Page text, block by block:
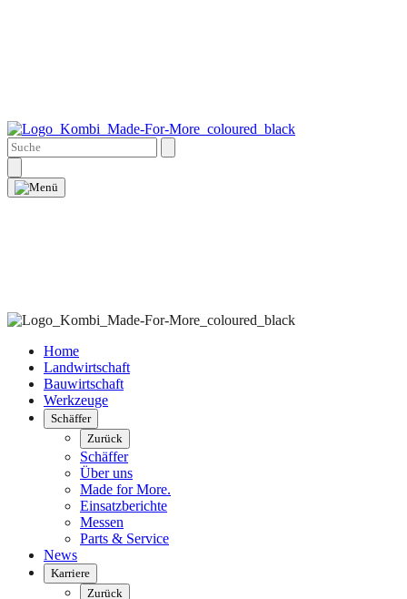
Home
Landwirtschaft
Bauwirtschaft
Werkzeuge
Schäffer
Zurück
Schäffer
Über uns
Made for More.
Einsatzberichte
Messen
Parts & Service
News
Karriere
Zurück